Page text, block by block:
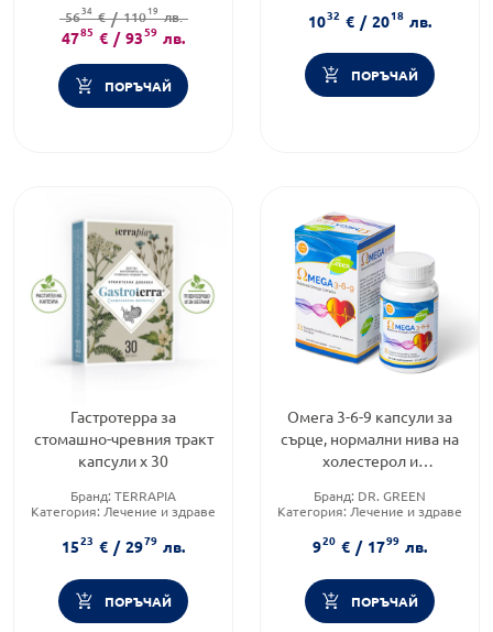
5634€ / 11019лв.
4785 € / 9359 лв.
ПОРЪЧАЙ
1032 € / 2018 лв.
ПОРЪЧАЙ
Гастротерра за
стомашно-чревния тракт
капсули х 30
Бранд: TERRAPIA
Категория: Лечение и здраве
1523 € / 2979 лв.
ПОРЪЧАЙ
Омега 3-6-9 капсули за
сърце, нормални нива на
холестерол и
Dr.Green
Бранд: DR. GREEN
Категория: Лечение и здраве
920 € / 1799 лв.
ПОРЪЧАЙ